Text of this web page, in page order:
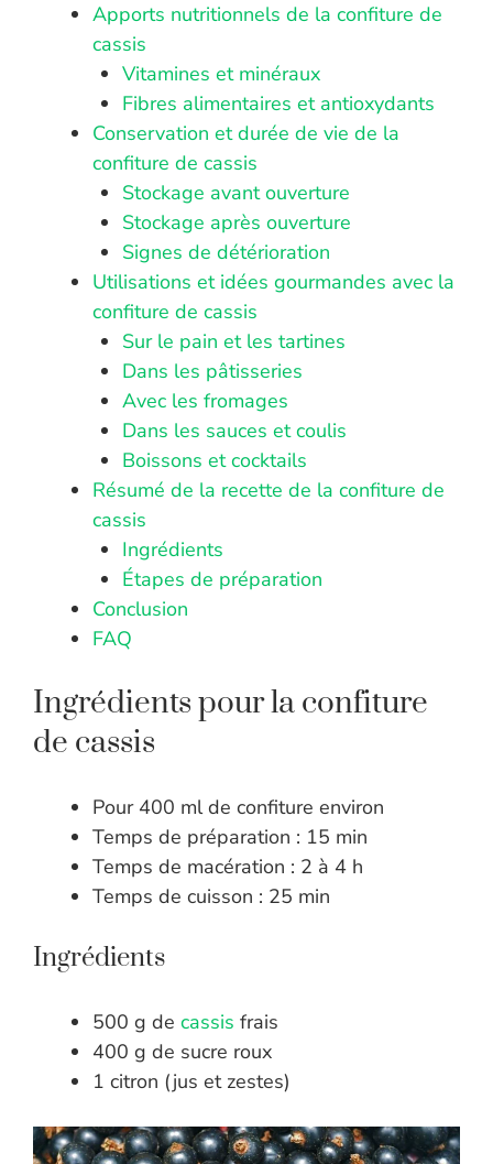
Apports nutritionnels de la confiture de
cassis
Vitamines et minéraux
Fibres alimentaires et antioxydants
Conservation et durée de vie de la
confiture de cassis
Stockage avant ouverture
Stockage après ouverture
Signes de détérioration
Utilisations et idées gourmandes avec la
confiture de cassis
Sur le pain et les tartines
Dans les pâtisseries
Avec les fromages
Dans les sauces et coulis
Boissons et cocktails
Résumé de la recette de la confiture de
cassis
Ingrédients
Étapes de préparation
Conclusion
FAQ
Ingrédients pour la confiture
de cassis
Pour 400 ml de confiture environ
Temps de préparation : 15 min
Temps de macération : 2 à 4 h
Temps de cuisson : 25 min
Ingrédients
500 g de cassis frais
400 g de sucre roux
1 citron (jus et zestes)